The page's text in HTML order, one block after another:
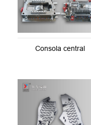
Consola central